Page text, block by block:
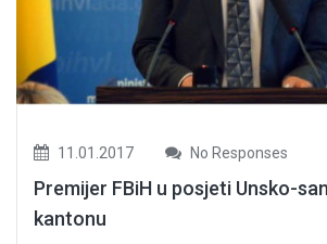
11.01.2017 No Responses
Premijer FBiH u posjeti Unsko-
kantonu